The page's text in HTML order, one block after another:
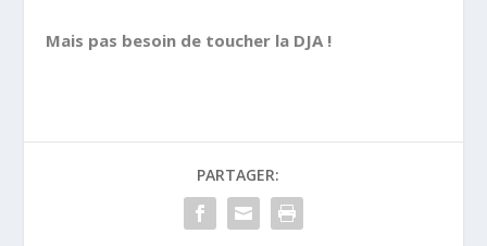
Mais pas besoin de toucher la DJA !
PARTAGER: